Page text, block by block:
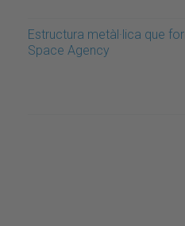
Estructura metàl·lica que
Space Agency